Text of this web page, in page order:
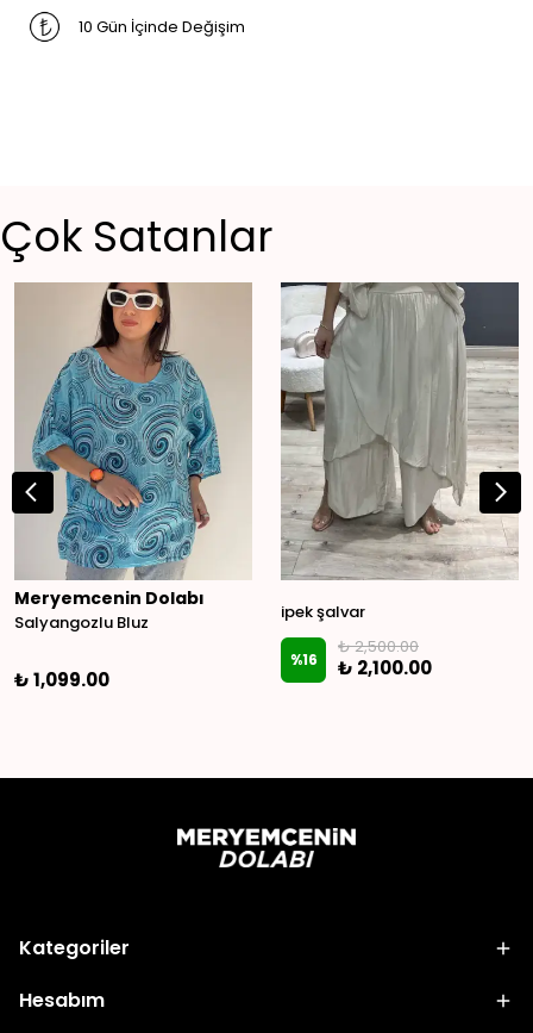
10 Gün İçinde Değişim
Çok Satanlar
Meryemcenin Dolabı
Salyangozlu Bluz
₺ 1,099.00
ipek şalvar
%16
₺ 2,500.00
₺ 2,100.00
Kategoriler
Hesabım